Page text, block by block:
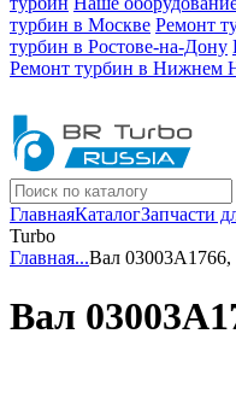
турбин в Москве Ремонт
турбин в Ростове-на-Дону
Ремонт турбин в Нижнем
ГлавнаяКаталогЗапчасти
Turbo
Главная...Вал 03003A1766,
Вал